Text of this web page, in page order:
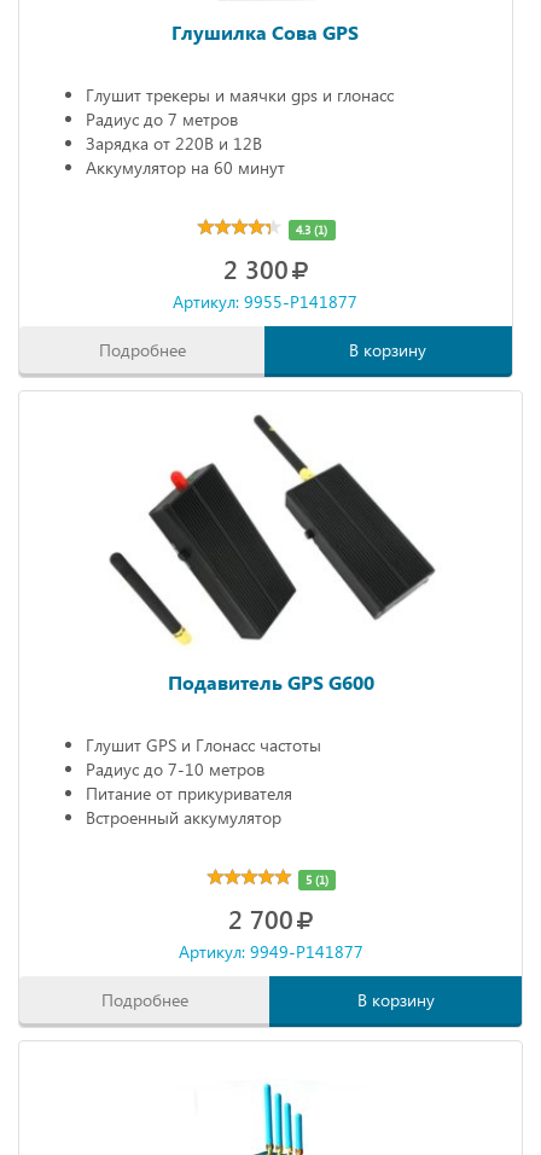
Глушилка Сова GPS
Глушит трекеры и маячки gps и глонасс
Радиус до 7 метров
Зарядка от 220В и 12В
Аккумулятор на 60 минут
4.3 (1)
2 300
Артикул: 9955-P141877
Подробнее В корзину
Подавитель GPS G600
Глушит GPS и Глонасс частоты
Радиус до 7-10 метров
Питание от прикуривателя
Встроенный аккумулятор
5 (1)
2 700
Артикул: 9949-P141877
Подробнее В корзину